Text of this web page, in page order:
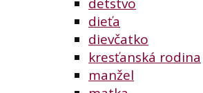
detstvo
dieťa
dievčatko
kresťanská rodina
manžel